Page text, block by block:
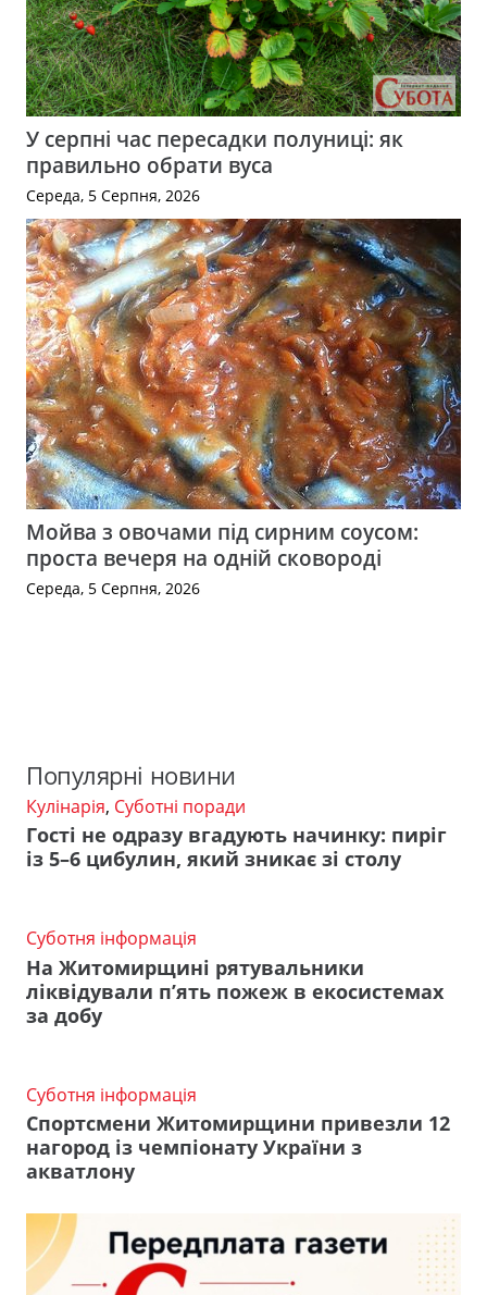
У серпні час пересадки полуниці: як
правильно обрати вуса
Середа, 5 Серпня, 2026
Мойва з овочами під сирним соусом:
проста вечеря на одній сковороді
Середа, 5 Серпня, 2026
Популярні новини
Кулінарія, Суботні поради
Гості не одразу вгадують начинку: пиріг
із 5–6 цибулин, який зникає зі столу
Суботня інформація
На Житомирщині рятувальники
ліквідували п’ять пожеж в екосистемах
за добу
Суботня інформація
Спортсмени Житомирщини привезли 12
нагород із чемпіонату України з
акватлону